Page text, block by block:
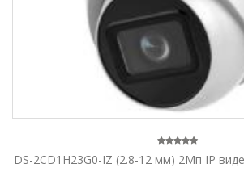
DS-2CD1H23G0-IZ (2.8-12 мм) 2Мп IP